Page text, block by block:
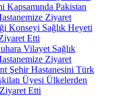
Kapsamında Pakistan
Ziyaret
Konseyi Sağlık Heyeti
Etti
Vilayet Sağlık
Ziyaret
Şehir Hastanesini Türk
Üyesi Ülkelerden
Etti